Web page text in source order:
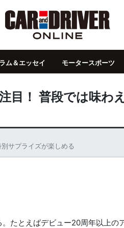
ム＆エッセイ モータースポーツ
目！ 普段では味わ
サプライズが楽しめる
たとえばデビュー20周年以上の